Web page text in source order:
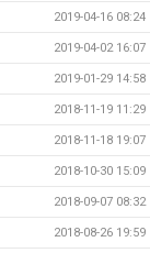
2019-04-16 08:24
2019-04-02 16:07
2019-01-29 14:58
2018-11-19 11:29
2018-11-18 19:07
2018-10-30 15:09
2018-09-07 08:32
2018-08-26 19:59